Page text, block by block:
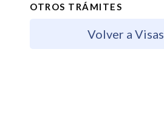
OTROS TRÁMITES
Volver a Visas